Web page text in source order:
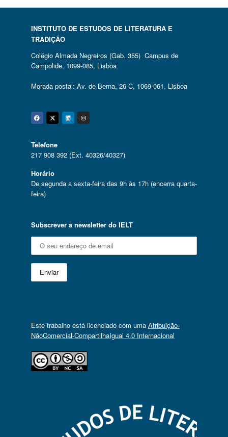
INSTITUTO DE ESTUDOS DE LITERATURA E
TRADIÇÃO
Colégio Almada Negreiros (Gab. 355) Campus de
Campolide, 1099-085, Lisboa
Morada postal: Av. de Berna, 26 C, 1069-061, Lisboa
Facebook
Twitter
Linkedin
Instagram
Telefone
217 908 392 (Ext. 40326/40327)
Horário
De segunda a sexta-feira das 9h às 17h (encerra quarta-
feira)
Subscrever a newsletter do IELT
Este trabalho está licenciado com uma Atribuição-
NãoComercial-CompartilhaIgual 4.0 Internacional